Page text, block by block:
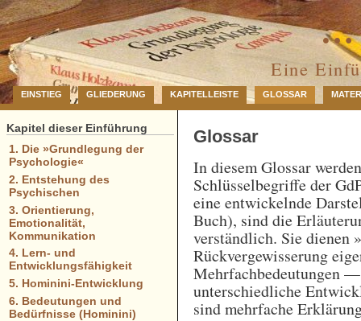
…
Eine
EINSTIEG GLIEDERUNG KAPITELLEISTE GLOSSAR
Glossar
In diesem Glossar
Schlüsselbegriffe der
eine entwickelnde
Buch), sind die
verständlich. Sie dienen
Rückvergewisserung
Mehrfachbedeutungen
unterschiedliche
sind mehrfache
Kapitel dieser Einführung
1. Die »Grundlegung der
Psychologie«
2. Entstehung des
Psychischen
3. Orientierung,
Emotionalität,
Kommunikation
4. Lern- und
Entwicklungsfähigkeit
5. Hominini-Entwicklung
6. Bedeutungen und
Bedürfnisse (Hominini)